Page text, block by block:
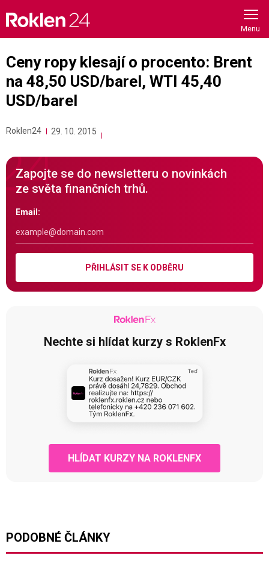
content
Ceny ropy klesají o procento: Brent
na 48,50 USD/barel, WTI 45,40
USD/barel
Roklen24 29. 10. 2015
Zapojte se do newsletteru o novinkách
ze světa finančních trhů.
Email:
PŘIHLÁSIT SE K ODBĚRU
Nechte si hlídat kurzy s RoklenFx
HLÍDAT KURZY NA ROKLENFX
PODOBNÉ ČLÁNKY